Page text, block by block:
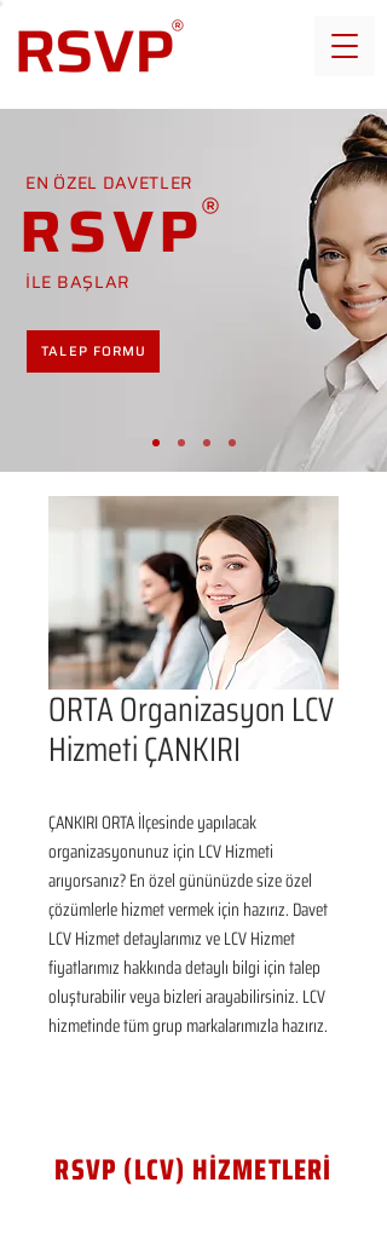
EN ÖZEL DAVETLER
RSVP
İLE BAŞLAR
TALEP FORMU
ORTA Organizasyon LCV
Hizmeti ÇANKIRI
ÇANKIRI ORTA İlçesinde yapılacak
organizasyonunuz için LCV Hizmeti
arıyorsanız? En özel gününüzde size özel
çözümlerle hizmet vermek için hazırız. Davet
LCV Hizmet detaylarımız ve LCV Hizmet
fiyatlarımız hakkında detaylı bilgi için talep
oluşturabilir veya bizleri arayabilirsiniz. LCV
hizmetinde tüm grup markalarımızla hazırız.
RSVP (LCV) HİZMETLERİ